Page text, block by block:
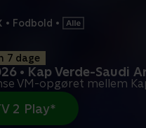
• Fodbold •
7 dage
• Kap Verde-Saudi
VM-opgøret mellem
2 Play*